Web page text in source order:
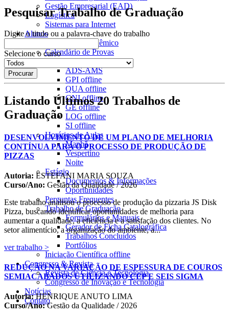
Gestão Empresarial (EAD)
Logística
Sistemas para Internet
Alunos
Calendário Acadêmico
Calendário de Provas
ADSoffline
ADS-AMS
GPI offline
QUA offline
GNIoffline
GEoffline
LOG offline
SI offline
Horários de Aulas
Manhã
Vespertino
Noite
Estágio
Documentos & Informações
Oportunidades
Perguntas Frequentes
Trabalho de Graduação
Formulários e Manuais
Gerador de Ficha Catalográfica
Trabalhos Concluídos
Portfólios
Iniciação Científica offline
Congresso & Revista
Revista de Ciência e Tecnologia
Congresso de Inovação e Tecnologia
Notícias
Contato
Pesquisar Trabalho de Graduação
Digite o titulo ou a palavra-chave do trabalho
Selecione o curso
Listando Últimos 20 Trabalhos de
Graduação
DESENVOLVIMENTO DE UM PLANO DE MELHORIA
CONTÍNUA PARA O PROCESSO DE PRODUÇÃO DE
PIZZAS
Autoria: ESTEFANI MARIA SOUZA
Curso/Ano: Gestão da Qualidade / 2026
Este trabalho analisou o processo de produção da pizzaria JS Disk
Pizza, buscando identificar oportunidades de melhoria para
aumentar a qualidade, a eficiência e a satisfação dos clientes. No
setor alimentício, a organização do ambiente, a...
ver trabalho >
REDUÇÃO NA VARIAÇÃO DE ESPESSURA DE COUROS
SEMIACABADOS UTILIZANDO CEP E SEIS SIGMA
Autoria:HENRIQUE ANUTO LIMA
Curso/Ano:Gestão da Qualidade / 2026